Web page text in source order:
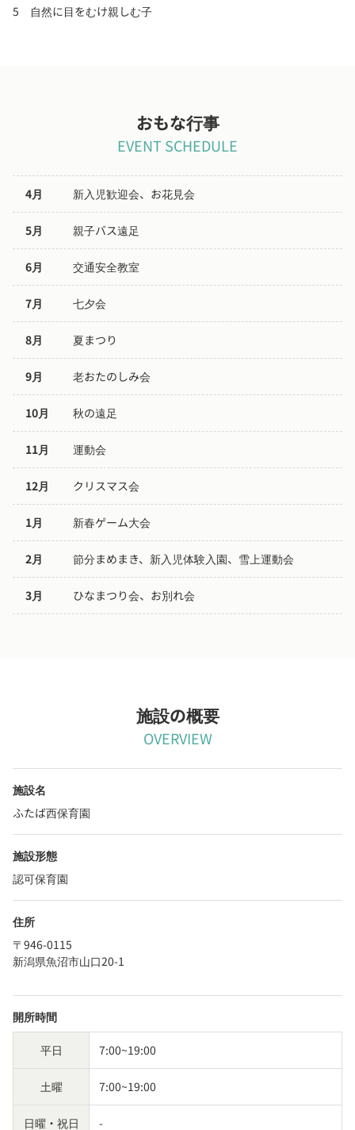
5 自然に目をむけ親しむ子
おもな行事
EVENT SCHEDULE
4月 新入児歓迎会、お花見会
5月 親子バス遠足
6月 交通安全教室
7月 七夕会
8月 夏まつり
9月 老おたのしみ会
10月 秋の遠足
11月 運動会
12月 クリスマス会
1月 新春ゲーム大会
2月 節分まめまき、新入児体験入園、雪上運動会
3月 ひなまつり会、お別れ会
施設の概要
OVERVIEW
施設名
ふたば西保育園
施設形態
認可保育園
住所
〒946-0115
新潟県魚沼市山口20-1
開所時間
平日 7:00~19:00
土曜 7:00~19:00
日曜・祝日 -